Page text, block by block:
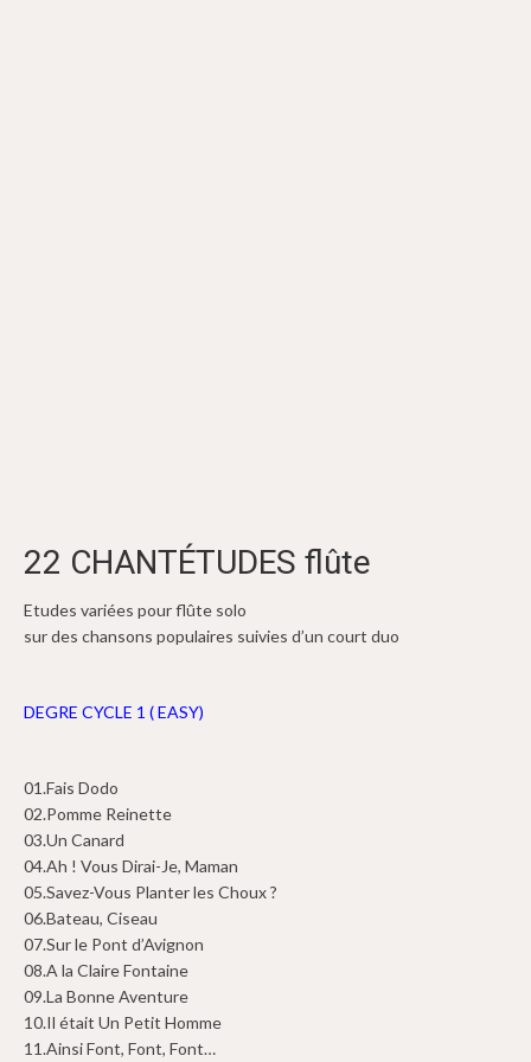
22 CHANTÉTUDES flûte
Etudes variées pour flûte solo
sur des chansons populaires suivies d’un court duo
DEGRE CYCLE 1 ( EASY)
01.Fais Dodo
02.Pomme Reinette
03.Un Canard
04.Ah ! Vous Dirai-Je, Maman
05.Savez-Vous Planter les Choux ?
06.Bateau, Ciseau
07.Sur le Pont d’Avignon
08.A la Claire Fontaine
09.La Bonne Aventure
10.Il était Un Petit Homme
11.Ainsi Font, Font, Font…